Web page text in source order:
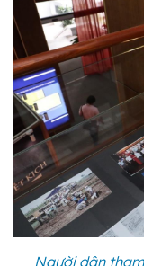
Người dân